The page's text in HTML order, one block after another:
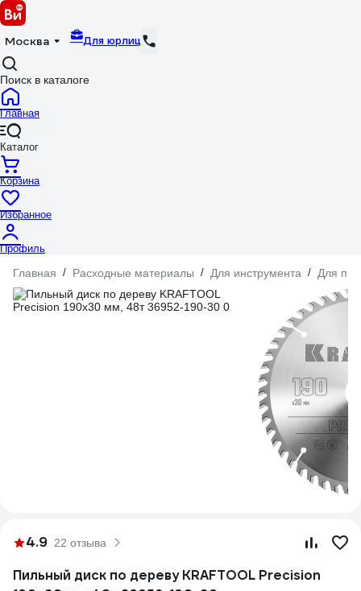
Москва Для юрлиц
Поиск в каталоге
Главная
Каталог
Корзина
Избранное
Профиль
Главная / Расходные материалы / Для инструмента / Для пил
4.9 22 отзыва
Пильный диск по дереву KRAFTOOL Precision